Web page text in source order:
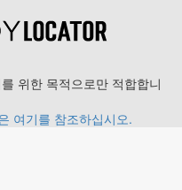
위한 목적으로만 적합합니
여기를 참조하십시오.